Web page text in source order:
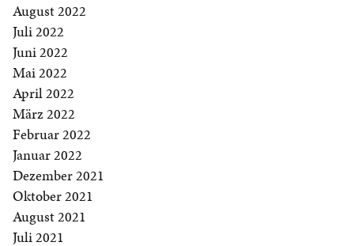
August 2022
Juli 2022
Juni 2022
Mai 2022
April 2022
März 2022
Februar 2022
Januar 2022
Dezember 2021
Oktober 2021
August 2021
Juli 2021